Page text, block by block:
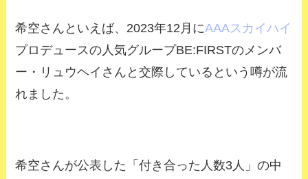
希空さんといえば、2023年12月にAAAスカイハイ
プロデュースの人気グループBE:FIRSTのメンバ
ー・リュウヘイさんと交際しているという噂が流
れました。
希空さんが公表した「付き合った人数3人」の中